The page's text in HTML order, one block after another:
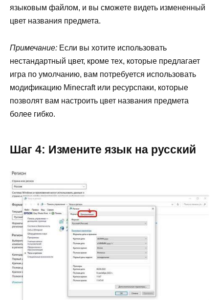
языковым файлом, и вы сможете видеть измененный
цвет названия предмета.
Примечание: Если вы хотите использовать
нестандартный цвет, кроме тех, которые предлагает
игра по умолчанию, вам потребуется использовать
модификацию Minecraft или ресурспаки, которые
позволят вам настроить цвет названия предмета
более гибко.
Шаг 4: Измените язык на русский